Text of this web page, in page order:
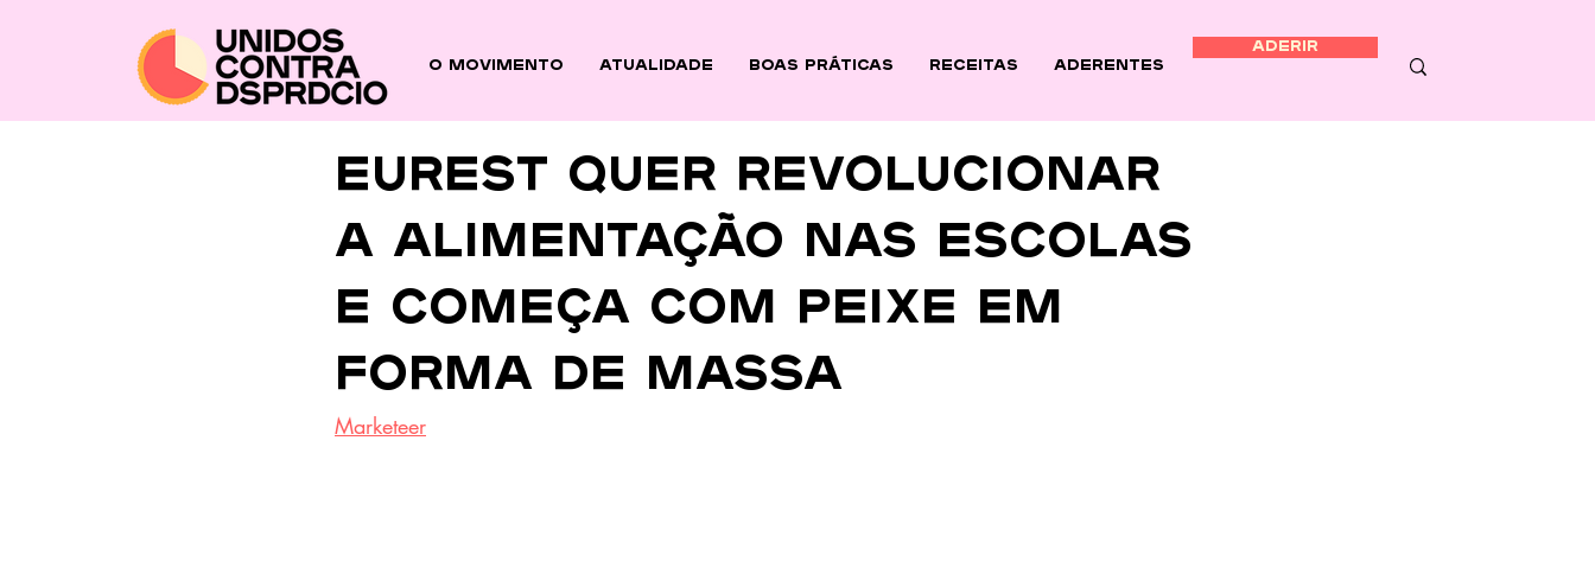
O Movimento ATUALIDADE BOAS PRÁTICAS Receitas Aderentes
ADERIR
Eurest quer revolucionar
a alimentação nas escolas
e começa com peixe em
forma de massa
Marketeer